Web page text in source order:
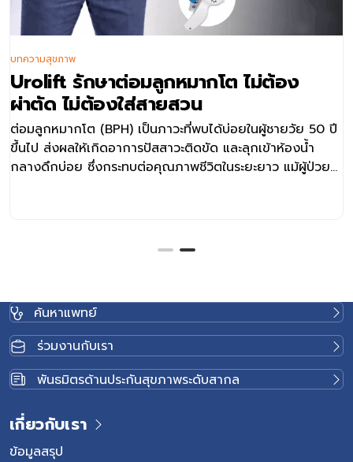
Urolift รักษาต่อมลูกหมากโต ไม่ต้อง
ผ่าตัด ไม่ต้องใส่สายสวน
ต่อมลูกหมากโต (BPH) เป็นภาวะที่พบได้บ่อยในผู้ชายวัย 50 ปี
ขึ้นไป ส่งผลให้เกิดอาการปัสสาวะติดขัด และลุกเข้าห้องน้ำ
กลางดึกบ่อย ซึ่งกระทบต่อคุณภาพชีวิตในระยะยาว แม้ผู้ป่วย
ของปัสสาวะผิดปกติ ภาวะนี้พบได้บ่อยในผู้ชายอายุ 50 ปีขึ้นไป
และหากไม่ได้รับการประเมิน อาจนำไปสู่ภาวะแทรกซ้อนในระบบ
ทางเดินปัสสาวะได้ อาการของต่อมลูกหมากโต ภาวะแทรกซ้อน
จากอาการต่อมลูกหมากโต ทางเลือกการ รักษาต่อมลูกหมาก
โต การ รักษาต่อมลูกหมากโต ในปัจจุบัน มีหลากหลายวิธี ขึ้น
อยู่กับขนาดต่อมลูกหมาก ความรุนแรงของอาการ และสุขภาพ
โดยรวมของผู้ป่วย ได้แก่: 1. การปรับเปลี่ยนพฤติกรรม:
ลดการดื่มน้ำก่อนนอน งดชา กาแฟ และแอลกอฮอล์ 2.
การใช้ยา: เพื่อช่วยคลายกล้ามเนื้อต่อมลูกหมาก […]
บทความสุขภาพ
ค้นหาแพทย์
ร่วมงานกับเรา
พันธมิตรด้านประกันสุขภาพระดับสากล
เกี่ยวกับเรา
ข้อมูลสรุป